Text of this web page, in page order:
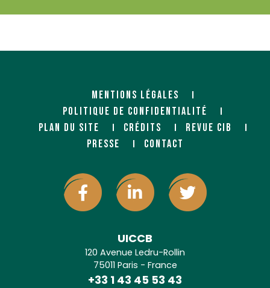
MENTIONS LÉGALES
POLITIQUE DE CONFIDENTIALITÉ
PLAN DU SITE
CRÉDITS
REVUE CIB
PRESSE
CONTACT
UICCB
120 Avenue Ledru-Rollin
75011 Paris - France
+33 1 43 45 53 43